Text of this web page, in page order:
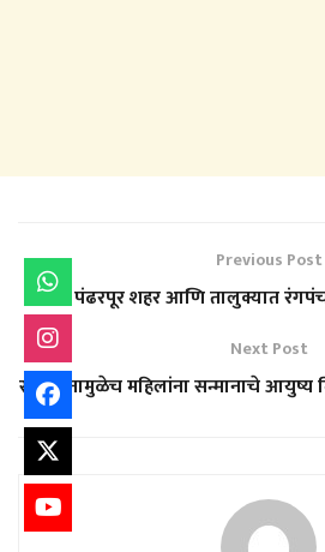
Previous Post
पंढरपूर शहर आणि तालुक्यात
Next Post
संविधानामुळेच महिलांना सन्मानाचे